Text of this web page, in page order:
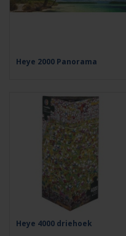
Heye 2000 Panorama
Heye 4000 driehoek